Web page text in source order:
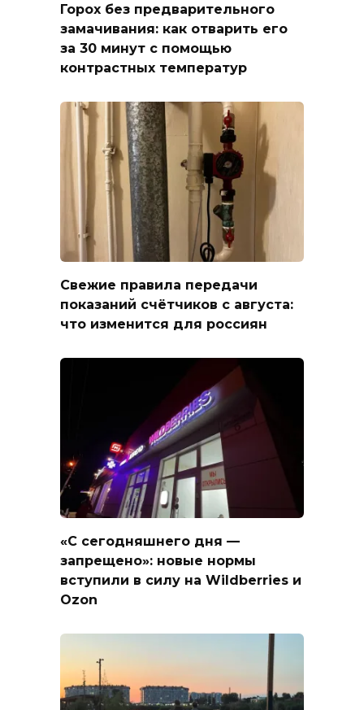
Горох без предварительного
замачивания: как отварить его
за 30 минут с помощью
контрастных температур
Свежие правила передачи
показаний счётчиков с августа:
что изменится для россиян
«С сегодняшнего дня —
запрещено»: новые нормы
вступили в силу на Wildberries и
Ozon